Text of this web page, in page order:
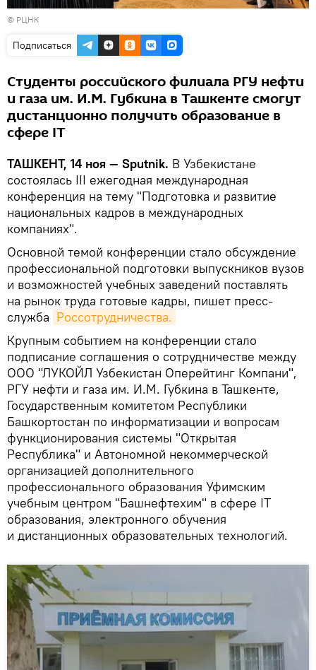
© РЦНК
Подписаться
Студенты российского филиала РГУ нефти
и газа им. И.М. Губкина в Ташкенте смогут
дистанционно получить образование в
сфере IT
ТАШКЕНТ, 14 ноя — Sputnik. В Узбекистане
состоялась III ежегодная международная
конференция на тему "Подготовка и развитие
национальных кадров в международных
компаниях".
Основной темой конференции стало обсуждение
профессиональной подготовки выпускников вузов
и возможностей учебных заведений поставлять
на рынок труда готовые кадры, пишет пресс-
служба Россотрудничества.
Крупным событием на конференции стало
подписание соглашения о сотрудничестве между
ООО "ЛУКОЙЛ Узбекистан Оперейтинг Компани",
РГУ нефти и газа им. И.М. Губкина в Ташкенте,
Государственным комитетом Республики
Башкортостан по информатизации и вопросам
функционирования системы "Открытая
Республика" и Автономной некоммерческой
организацией дополнительного
профессионального образования Уфимским
учебным центром "Башнефтехим" в сфере IT
образования, электронного обучения
и дистанционных образовательных технологий.